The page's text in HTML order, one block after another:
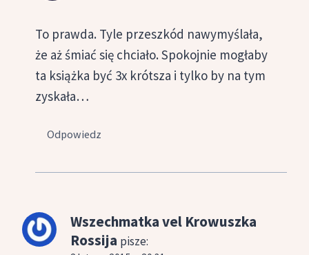
To prawda. Tyle przeszkód nawymyślała,
że aż śmiać się chciało. Spokojnie mogłaby
ta książka być 3x krótsza i tylko by na tym
zyskała…
Odpowiedz
Wszechmatka vel Krowuszka
Rossija pisze: